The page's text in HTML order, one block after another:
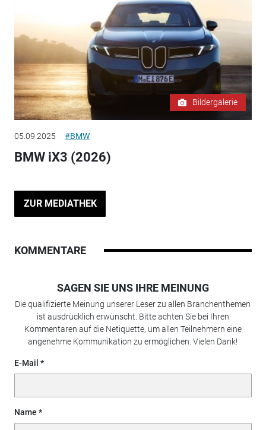
Bildergalerie
05.09.2025 #BMW
BMW iX3 (2026)
ZUR MEDIATHEK
KOMMENTARE
SAGEN SIE UNS IHRE MEINUNG
Die qualifizierte Meinung unserer Leser zu allen Branchenthemen
ist ausdrücklich erwünscht. Bitte achten Sie bei Ihren
Kommentaren auf die Netiquette, um allen Teilnehmern eine
angenehme Kommunikation zu ermöglichen. Vielen Dank!
E-Mail
Name